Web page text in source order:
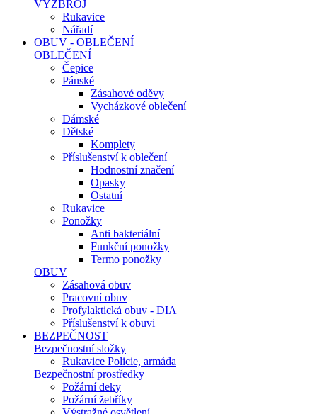
VÝZBROJ
Rukavice
Nářadí
OBUV - OBLEČENÍ
OBLEČENÍ
Čepice
Pánské
Zásahové oděvy
Vycházkové oblečení
Dámské
Dětské
Komplety
Příslušenství k oblečení
Hodnostní značení
Opasky
Ostatní
Rukavice
Ponožky
Anti bakteriální
Funkční ponožky
Termo ponožky
OBUV
Zásahová obuv
Pracovní obuv
Profylaktická obuv - DIA
Příslušenství k obuvi
BEZPEČNOST
Bezpečnostní složky
Rukavice Policie, armáda
Bezpečnostní prostředky
Požární deky
Požární žebříky